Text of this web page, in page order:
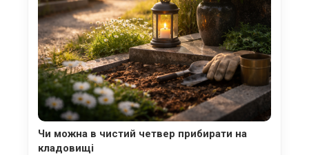
Чи можна в чистий четвер прибирати на
кладовищі